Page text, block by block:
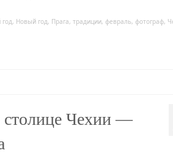
, Новый год, Прага, традиции, февраль, фотограф,
столице Чехии —